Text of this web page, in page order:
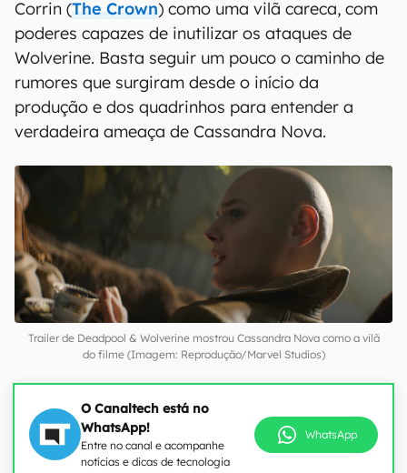
Corrin (The Crown) como uma vilã careca, com
poderes capazes de inutilizar os ataques de
Wolverine. Basta seguir um pouco o caminho de
rumores que surgiram desde o início da
produção e dos quadrinhos para entender a
verdadeira ameaça de Cassandra Nova.
Trailer de Deadpool & Wolverine mostrou Cassandra Nova como a vilã
do filme (Imagem: Reprodução/Marvel Studios)
O Canaltech está no
WhatsApp!
Entre no canal e acompanhe
notícias e dicas de tecnologia
WhatsApp